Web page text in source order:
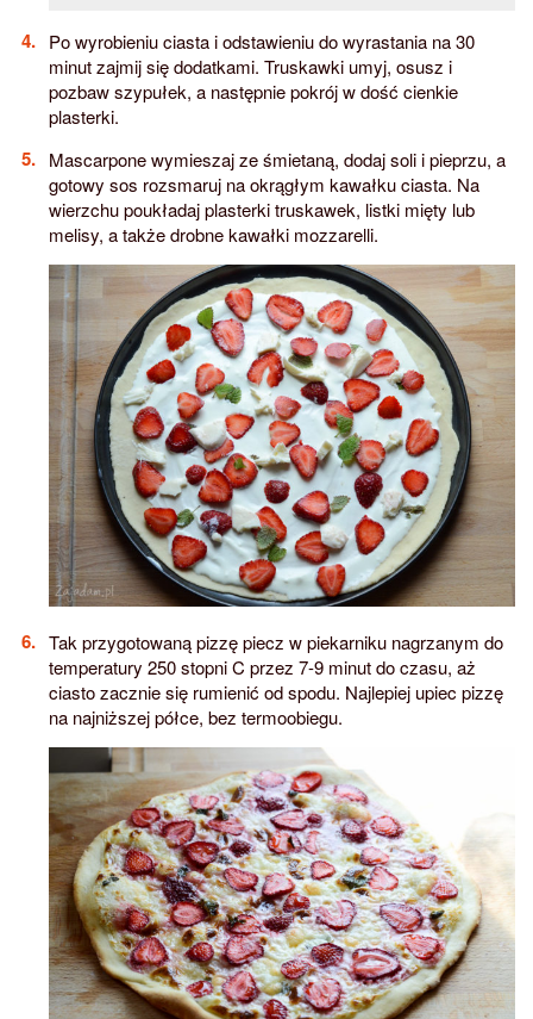
Po wyrobieniu ciasta i odstawieniu do wyrastania na 30
minut zajmij się dodatkami. Truskawki umyj, osusz i
pozbaw szypułek, a następnie pokrój w dość cienkie
plasterki.
Mascarpone wymieszaj ze śmietaną, dodaj soli i pieprzu, a
gotowy sos rozsmaruj na okrągłym kawałku ciasta. Na
wierzchu poukładaj plasterki truskawek, listki mięty lub
melisy, a także drobne kawałki mozzarelli.
Tak przygotowaną pizzę piecz w piekarniku nagrzanym do
temperatury 250 stopni C przez 7-9 minut do czasu, aż
ciasto zacznie się rumienić od spodu. Najlepiej upiec pizzę
na najniższej półce, bez termoobiegu.